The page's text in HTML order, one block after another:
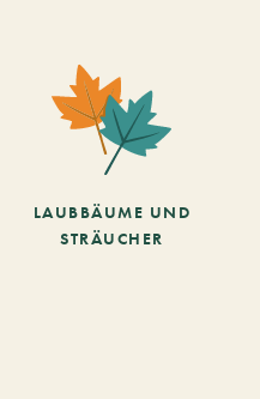
LAUBBÄUME UND
STRÄUCHER